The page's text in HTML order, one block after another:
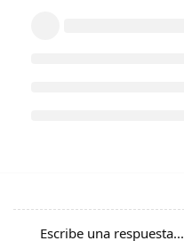
Escribe una respuesta...